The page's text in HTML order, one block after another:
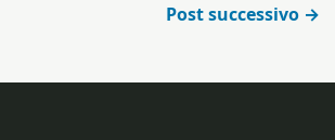
Post successivo →